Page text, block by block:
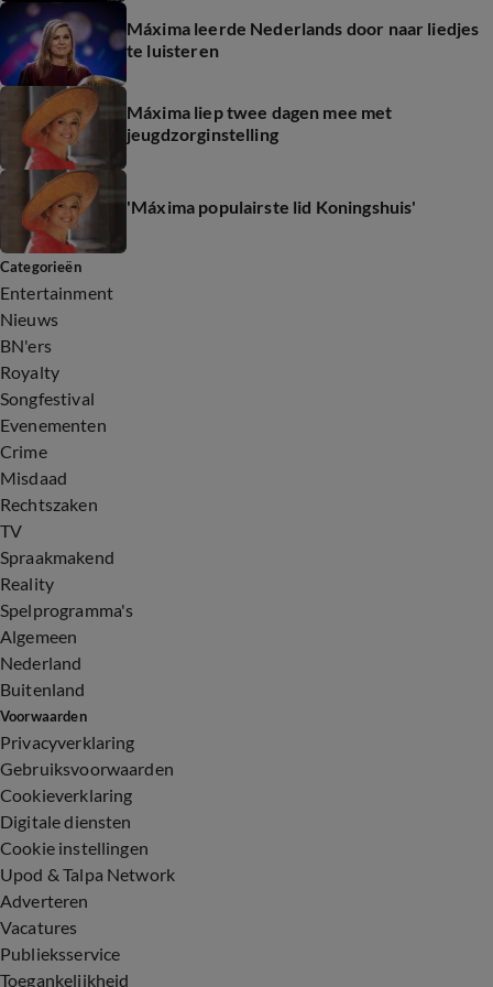
Máxima leerde Nederlands door naar liedjes
te luisteren
Máxima liep twee dagen mee met
jeugdzorginstelling
'Máxima populairste lid Koningshuis'
Categorieën
Entertainment
Nieuws
BN'ers
Royalty
Songfestival
Evenementen
Crime
Misdaad
Rechtszaken
TV
Spraakmakend
Reality
Spelprogramma's
Algemeen
Nederland
Buitenland
Voorwaarden
Privacyverklaring
Gebruiksvoorwaarden
Cookieverklaring
Digitale diensten
Cookie instellingen
Upod & Talpa Network
Adverteren
Vacatures
Publieksservice
Toegankelijkheid